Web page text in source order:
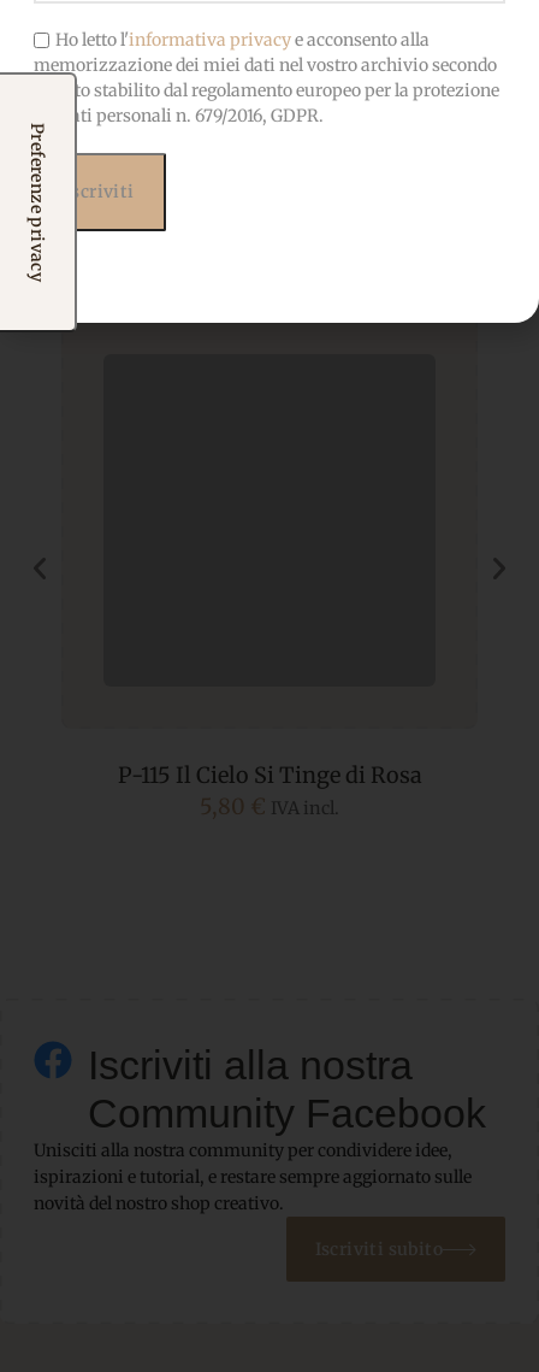
Potrebbero interessarti
P-115 Il Cielo Si Tinge di Rosa
5,80 € IVA incl.
Iscriviti alla nostra
Community Facebook
Unisciti alla nostra community per condividere idee,
ispirazioni e tutorial, e restare sempre aggiornato sulle
novità del nostro shop creativo.
Iscriviti subito
Ho letto l'informativa privacye acconsento alla
memorizzazione dei miei dati nel vostro archivio secondo
quanto stabilito dal regolamento europeo per la protezione
dei dati personali n. 679/2016, GDPR.